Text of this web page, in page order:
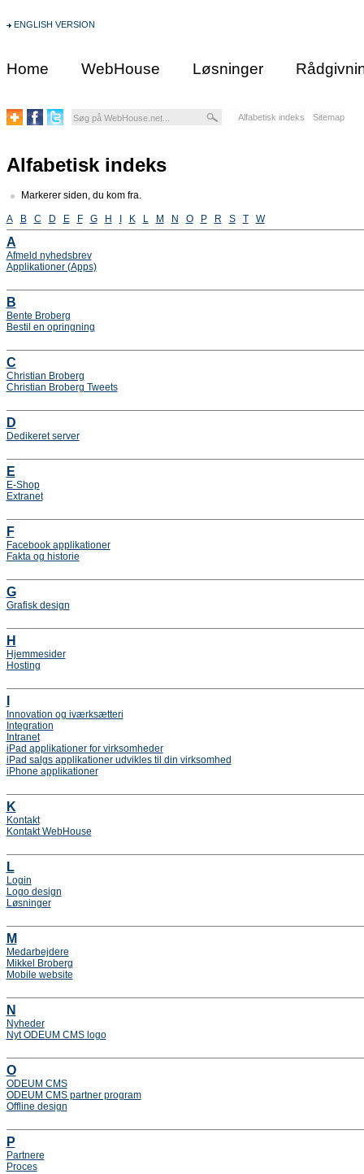
ENGLISH VERSION
Home WebHouse Løsninger
Alfabetisk indeks Sitemap
Alfabetisk indeks
Markerer siden, du kom fra.
A B C D E F G H K L M N O P R S T W
A
Afmeld nyhedsbrev
Applikationer (Apps)
B
Bente Broberg
Bestil en opringning
C
Christian Broberg
Christian Broberg Tweets
D
Dedikeret server
E
E-Shop
Extranet
F
Facebook applikationer
Fakta og historie
G
Grafisk design
H
Hjemmesider
Hosting
Innovation og iværksætteri
Integration
Intranet
iPad applikationer for virksomheder
iPad salgs applikationer udvikles til din virksomhed
iPhone applikationer
K
Kontakt
Kontakt WebHouse
L
Login
Logo design
Løsninger
M
Medarbejdere
Mikkel Broberg
Mobile website
N
Nyheder
Nyt ODEUM CMS logo
O
ODEUM CMS
ODEUM CMS partner program
Offline design
P
Partnere
Proces